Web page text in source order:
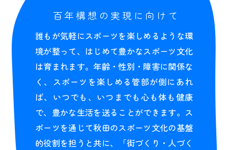
百年構想の実現に向けて
誰もが気軽にスポーツを楽しめるような環
境が整って、はじめて豊かなスポーツ文化
は育まれます。年齢・性別・障害に関係な
く、スポーツを楽しめる管部が側にあれ
ば、いつでも、いつまでも心も体も健康
で、豊かな生活を送ることができます。ス
ポーツを通じて秋田のスポーツ文化の基盤
的役割を担うと共に、「街づくり・人づく